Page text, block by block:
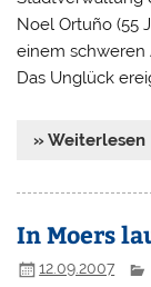
Noel Ortuño (55
einem
Das Unglück
» Weiterlesen
In Moers
12.09.2007